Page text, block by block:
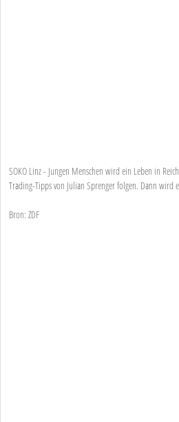
SOKO Linz - Jungen Menschen wird ein Leben in
Trading-Tipps von Julian Sprenger folgen. Dann wird
Bron: ZDF